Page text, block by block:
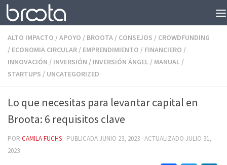
Saltar al contenido
ALTO IMPACTO /APOYO / BROOTA / CONSEJOS / CROWDFUNDING
/ ECONOMIA CIRCULAR / EMPRENDIMIENTO / FINANCIERO /
INNOVACIÓN / INVERSIÓN / INVERSIÓN ÁNGEL / MANUAL /
STARTUPS / UNCATEGORIZED
Lo que necesitas para levantar capital en
Broota: 6 requisitos clave
POR CAMILA FUCHS · PUBLICADAJUNIO 23, 2023 · ACTUALIZADO JULIO 31,
2023